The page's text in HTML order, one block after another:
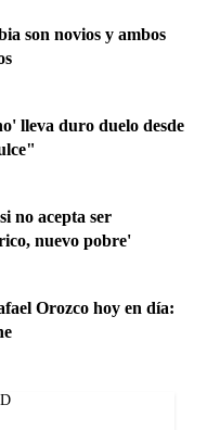
son novios y ambos
lleva duro duelo desde
no acepta ser
nuevo pobre'
Orozco hoy en día: